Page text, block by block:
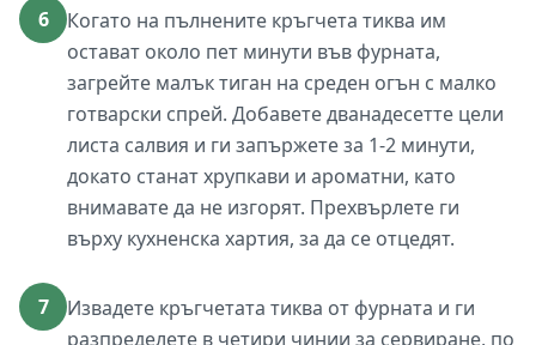
6
Когато на пълнените кръгчета тиква им
остават около пет минути във фурната,
загрейте малък тиган на среден огън с малко
готварски спрей. Добавете дванадесетте цели
листа салвия и ги запържете за 1-2 минути,
докато станат хрупкави и ароматни, като
внимавате да не изгорят. Прехвърлете ги
върху кухненска хартия, за да се отцедят.
7
Извадете кръгчетата тиква от фурната и ги
разпределете в четири чинии за сервиране, по